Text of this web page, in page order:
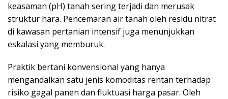
keasaman (pH) tanah sering terjadi dan merusak
struktur hara. Pencemaran air tanah oleh residu nitrat
di kawasan pertanian intensif juga menunjukkan
eskalasi yang memburuk.
Praktik bertani konvensional yang hanya
mengandalkan satu jenis komoditas rentan terhadap
risiko gagal panen dan fluktuasi harga pasar. Oleh